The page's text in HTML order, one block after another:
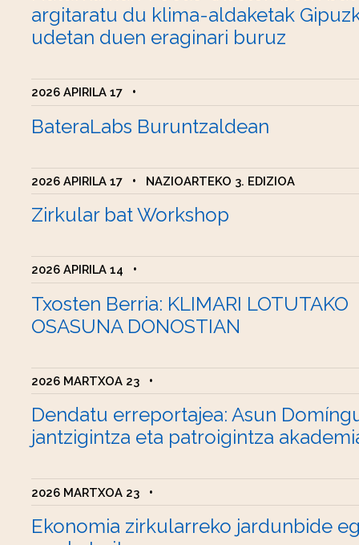
argitaratu du klima-aldaketak
udetan duen eraginari buruz
2026 APIRILA 17 •
BateraLabs Buruntzaldean
2026 APIRILA 17 • NAZIOARTEKO 3. EDIZIOA
Zirkular bat Workshop
2026 APIRILA 14 •
Txosten Berria: KLIMARI LOTUTAKO
OSASUNA DONOSTIAN
2026 MARTXOA 23 •
Dendatu erreportajea: Asun
jantzigintza eta patroigintza
2026 MARTXOA 23 •
Ekonomia zirkularreko jardunbide